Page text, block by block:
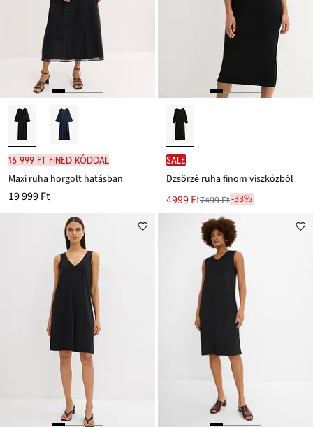
16 999 Ft FINED kóddal
Maxi ruha horgolt hatásban
19 999 Ft
SALE
Dzsörzé ruha finom viszkózból
Új
ár
4999 Ft
Leárazva7499 Ft-33%